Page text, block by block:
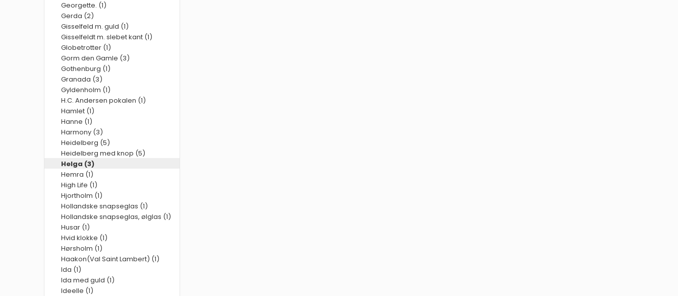
Georgette. (1)
Gerda (2)
Gisselfeld m. guld (1)
Gisselfeldt m. slebet kant (1)
Globetrotter (1)
Gorm den Gamle (3)
Gothenburg (1)
Granada (3)
Gyldenholm (1)
H.C. Andersen pokalen (1)
Hamlet (1)
Hanne (1)
Harmony (3)
Heidelberg (5)
Heidelberg med knop (5)
Helga (3)
Hemra (1)
High Life (1)
Hjortholm (1)
Hollandske snapseglas (1)
Hollandske snapseglas, ølglas (1)
Husar (1)
Hvid klokke (1)
Hørsholm (1)
Haakon(Val Saint Lambert) (1)
Ida (1)
Ida med guld (1)
Ideelle (1)